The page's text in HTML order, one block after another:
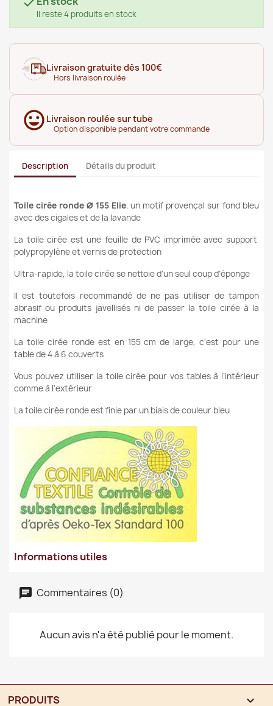
Il reste 4 produits en stock
Livraison gratuite dès 100€
Hors livraison roulée
Livraison roulée sur tube
Option disponible pendant votre commande
Description Détails du produit
Toile cirée ronde Ø 155 Elie, un motif provençal sur fond bleu
avec des cigales et de la lavande
La toile cirée est une feuille de PVC imprimée avec support
polypropylène et vernis de protection
Ultra-rapide, la toile cirée se nettoie d’un seul coup d’éponge
Il est toutefois recommandé de ne pas utiliser de tampon
abrasif ou produits javellisés ni de passer la toile cirée à la
machine
La toile cirée ronde est en 155 cm de large, c'est pour une
table de 4 à 6 couverts
Vous pouvez utiliser la toile cirée pour vos tables à l’intérieur
comme à l’extérieur
La toile cirée ronde est finie par un biais de couleur bleu
Informations utiles
Commentaires (0)
Aucun avis n'a été publié pour le moment.
PRODUITS 